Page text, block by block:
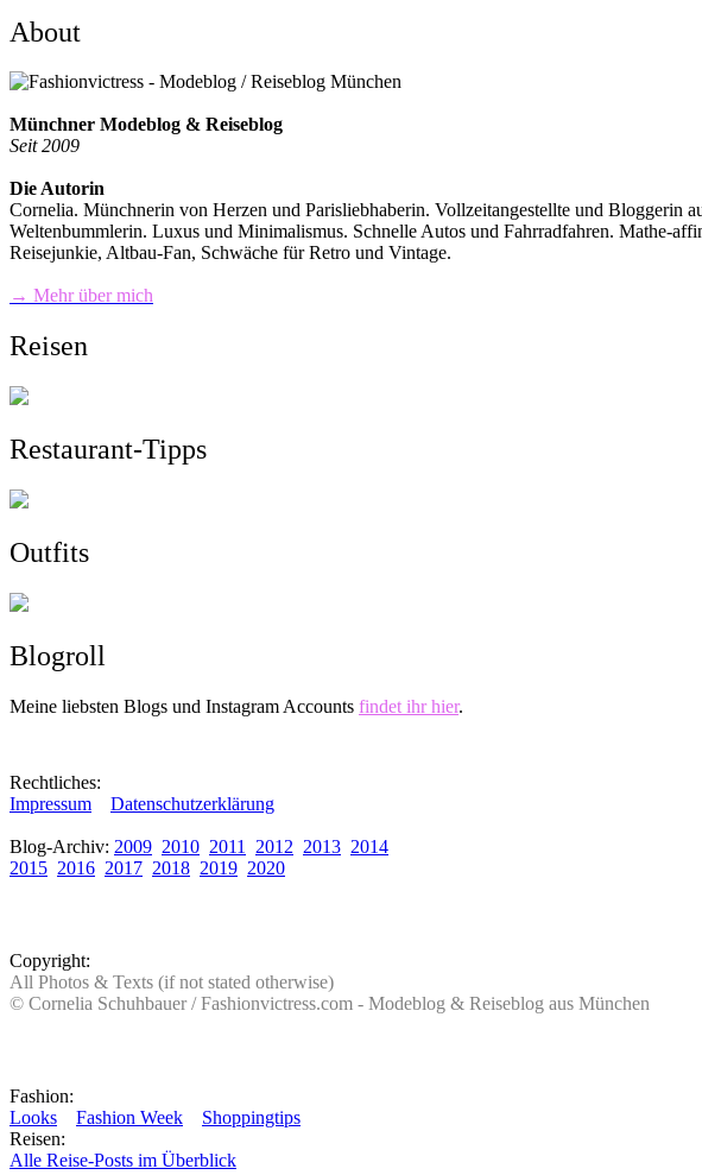
About
Münchner Modeblog & Reiseblog
Seit 2009
Die Autorin
Cornelia. Münchnerin von Herzen und Parisliebhaberin. Vollzeitangestellte und Bloggerin
Weltenbummlerin. Luxus und Minimalismus. Schnelle Autos und Fahrradfahren. Mathe-
Reisejunkie, Altbau-Fan, Schwäche für Retro und Vintage.
→ Mehr über mich
Reisen
Restaurant-Tipps
Outfits
Blogroll
Meine liebsten Blogs und Instagram Accounts findet ihr hier.
Rechtliches:
Impressum
Datenschutzerklärung
Blog-Archiv: 2009 2010 2011 2012 2013 2014
2015 2016 2017 2018 2019 2020
Copyright:
All Photos & Texts (if not stated otherwise)
© Cornelia Schuhbauer / Fashionvictress.com - Modeblog & Reiseblog aus München
Fashion:
Looks
Fashion Week
Shoppingtips
Reisen:
Alle Reise-Posts im Überblick